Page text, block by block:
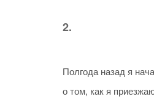
2.
Полгода назад я
о том, как я